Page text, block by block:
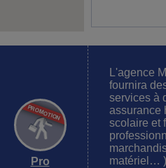
Pro
L'agence
fournira
services à
assurance
scolaire et
matériel…